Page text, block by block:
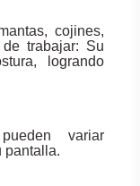
cojines,
trabajar: Su
logrando
variar
pantalla.